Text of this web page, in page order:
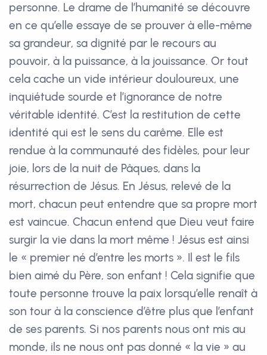
personne. Le drame de l’humanité se découvre
en ce qu’elle essaye de se prouver à elle-même
sa grandeur, sa dignité par le recours au
pouvoir, à la puissance, à la jouissance. Or tout
cela cache un vide intérieur douloureux, une
inquiétude sourde et l’ignorance de notre
véritable identité. C’est la restitution de cette
identité qui est le sens du carême. Elle est
rendue à la communauté des fidèles, pour leur
joie, lors de la nuit de Pâques, dans la
résurrection de Jésus. En Jésus, relevé de la
mort, chacun peut entendre que sa propre mort
est vaincue. Chacun entend que Dieu veut faire
surgir la vie dans la mort même ! Jésus est ainsi
le « premier né d’entre les morts ». Il est le fils
bien aimé du Père, son enfant ! Cela signifie que
toute personne trouve la paix lorsqu’elle renaît à
son tour à la conscience d’être plus que l’enfant
de ses parents. Si nos parents nous ont mis au
monde, ils ne nous ont pas donné « la vie » au